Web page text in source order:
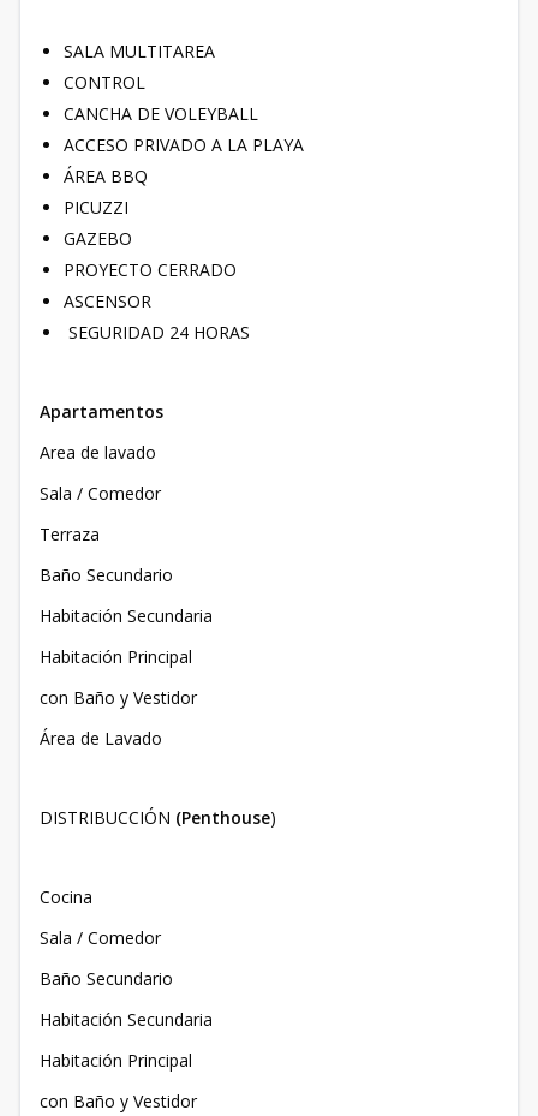
SALA MULTITAREA
CONTROL
CANCHA DE VOLEYBALL
ACCESO PRIVADO A LA PLAYA
ÁREA BBQ
PICUZZI
GAZEBO
PROYECTO CERRADO
ASCENSOR
SEGURIDAD 24 HORAS
Apartamentos
Area de lavado
Sala / Comedor
Terraza
Baño Secundario
Habitación Secundaria
Habitación Principal
con Baño y Vestidor
Área de Lavado
DISTRIBUCCIÓN (Penthouse)
Cocina
Sala / Comedor
Baño Secundario
Habitación Secundaria
Habitación Principal
con Baño y Vestidor